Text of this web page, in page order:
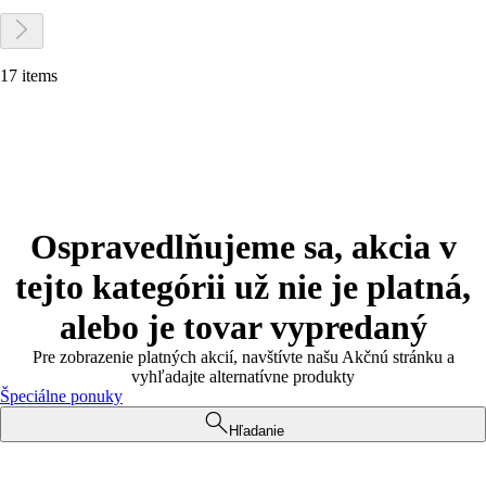
17 items
Ospravedlňujeme sa, akcia v
tejto kategórii už nie je platná,
alebo je tovar vypredaný
Pre zobrazenie platných akcií, navštívte našu Akčnú stránku a
vyhľadajte alternatívne produkty
Špeciálne ponuky
Hľadanie